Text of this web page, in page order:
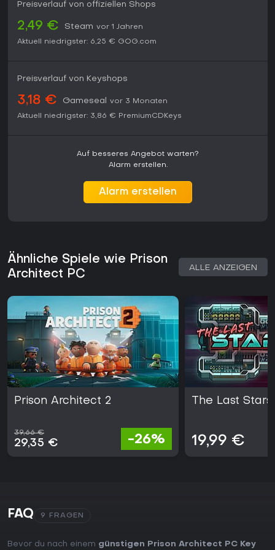
Preisverlauf von offiziellen Shops
2,49 € Steam vor 1 Jahren
Aktuell niedrigster: 6,25 € GOG.com
Preisverlauf von Keyshops
3,18 € Gameseal
vor 3 Monaten
Aktuell niedrigster: 3,86 € PremiumCDKeys
Auf besseres Angebot warten?
Alarm erstellen.
Alarm erstellen
Ähnliche Spiele wie Prison
Architect PC
ALLE ANZEIGEN
Prison Architect 2
39,66 €
29,35 € -26%
The Last
19,99 €
FAQ 9 FRAGEN
Bevor du nach einem günstigen Prison Architect PC Key